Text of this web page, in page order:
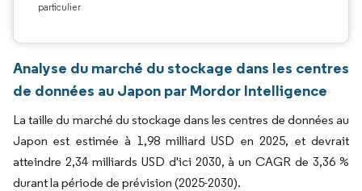
particulier
Analyse du marché du stockage dans les centres
de données au Japon par Mordor Intelligence
La taille du marché du stockage dans les centres de données au
Japon est estimée à 1,98 milliard USD en 2025, et devrait
atteindre 2,34 milliards USD d'ici 2030, à un CAGR de 3,36 %
durant la période de prévision (2025-2030).